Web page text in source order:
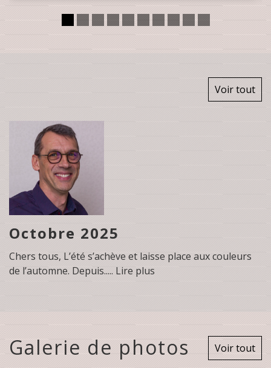
Voir tout
Octobre 2025
Chers tous, L’été s’achève et laisse place aux couleurs
de l’automne. Depuis..... Lire plus
Galerie de photos Voir tout